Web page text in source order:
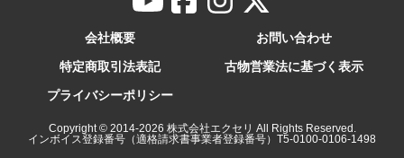
会社概要
お問い合わせ
特定商取引法表記
古物営業法に基づく表示
プライバシーポリシー
Copyright © 2014-2026 株式会社エクセリ All Rights Reserved.
インボイス登録番号（適格請求書事業者登録番号）T5-0100-0106-1498